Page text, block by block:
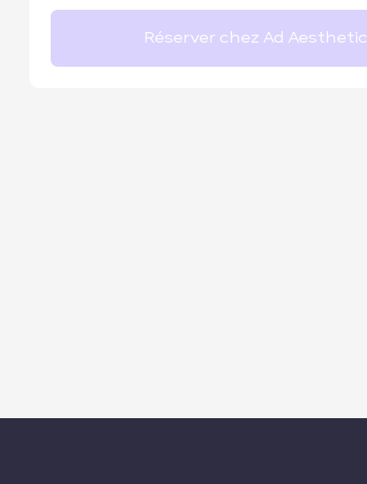
Réserver chez Ad Aesthetic